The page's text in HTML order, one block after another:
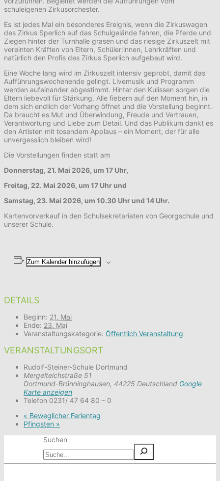
schuleigenen Zirkusorchester.
Es ist jedes Mal ein besonderes Ereignis, wenn die Zirkuswagen
des Zirkus Sperlich auf das Schulgelände fahren, die Pferde und
Ziegen hinter der Turnhalle grasen und das riesige Zirkuszelt mit
vereinten Kräften von Eltern, Schüler:innen, Lehrkräften und
natürlich den Profis des Zirkus Sperlich aufgebaut wird.
Eine Woche lang wird im Zirkuszelt intensiv geprobt, damit das
Aufführungswochenende gelingt. Livemusik und Programm
werden aufeinander abgestimmt. Hinter den Kulissen sorgen die
Eltern liebevoll für Stärkung. Alle fiebern auf den Moment hin, in
dem sich endlich der Vorhang öffnet und die Vorstellung beginnt.
Da braucht es Mut und Überwindung, Freude und Vertrauen,
Verantwortung und Liebe zum Detail. Und das Publikum dankt es
den Artisten mit tosendem Applaus – ein Moment, der für alle
unvergesslich bleiben wird!
Die Vorstellungen finden statt am
Donnerstag, 21. Mai 2026, um 17 Uhr,
Freitag, 22. Mai 2026, um 17 Uhr und
Samstag, 23. Mai 2026, um 10.30 Uhr und 14 Uhr.
Kartenvorverkauf in den Schulsekretariaten von Georgschule und
unserer Schule.
Zum Kalender hinzufügen
DETAILS
Beginn: 21. Mai
Ende: 23. Mai
Veranstaltungskategorie: Öffentlich Veranstaltung
VERANSTALTUNGSORT
Rudolf-Steiner-Schule Dortmund
Mergelteichstraße 51
Dortmund-Brünninghausen, 44225 Deutschland Google
Karte anzeigen
Telefon 0231/ 47 64 80 – 0
« Beweglicher Ferientag
Pfingsten »
Suchen